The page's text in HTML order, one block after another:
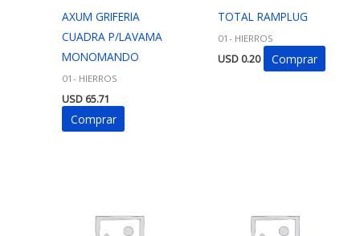
AXUM GRIFERIA
CUADRA P/LAVAMA
MONOMANDO
01- HIERROS
USD 65.71
Comprar
TOTAL RAMPLUG
01- HIERROS
USD0.20 Comprar